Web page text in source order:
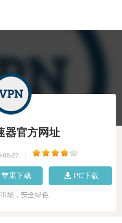
器官方网址
08-27
苹果下载 PC下载
场，安全绿色